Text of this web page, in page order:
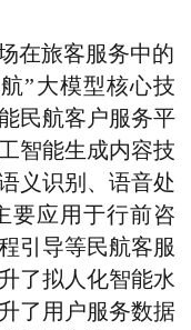
在旅客服务中的
”大模型核心技
民航客户服务平
智能生成内容技
义识别、语音处
要应用于行前咨
引导等民航客服
了拟人化智能水
了用户服务数据